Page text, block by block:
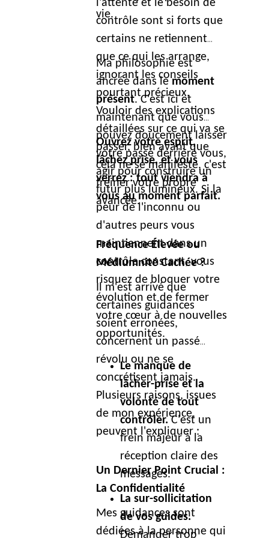
vie.
l'attente et le besoin de
contrôle sont si forts que
certains ne retiennent
que ce qui les arrange,
ignorant les conseils
pourtant précieux.
Vouloir des explications
détaillées sur ce qui va se
passer, bien avant que
cela ne se manifeste, c'est
freiner votre propre
avancée.
Ma philosophie est
ancrée dans lemoment
présent. C'est ici et
maintenant que vous
pouvez doucement laisser
votre passé derrière vous,
agir pour construire un
futur plus lumineux. Si la
peur de l'inconnu ou
d'autres peurs vous
maintiennent dans un
contrôle constant, vous
risquez de bloquer votre
évolution et de fermer
votre cœur à de nouvelles
opportunités.
Ouvrez votre esprit,
lâchez prise, et vous
verrez : tout viendra à
vous au moment parfait.
Fréquence Élevée ou
Médiumnité Cachée ?
Il m'est arrivé que
certaines guidances
soient erronées,
concernent un passé
révolu ou ne se
concrétisent jamais.
Plusieurs raisons, issues
de mon expérience,
peuvent l'expliquer :
Le manque de
lâcher-prise et la
volonté de tout
contrôler.C'est un
frein majeur à la
réception claire des
messages.
La sur-sollicitation
de vos guides.
Demander trop
Un Dernier Point Crucial :
La Confidentialité
Mes guidances sont
dédiées à la personne qui